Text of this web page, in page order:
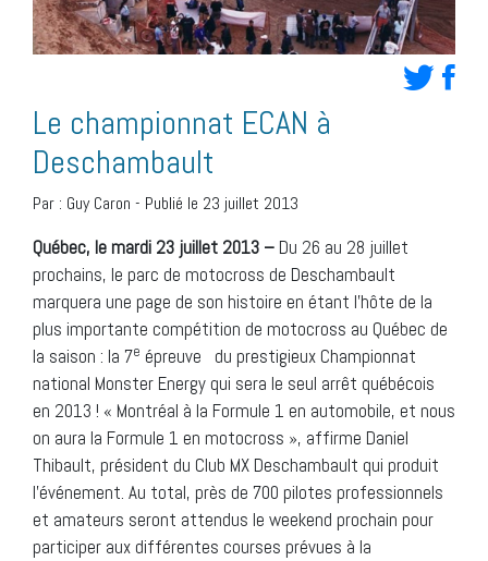
Le championnat ECAN à
Deschambault
Par : Guy Caron - Publié le 23 juillet 2013
Québec, le mardi 23 juillet 2013 – Du 26 au 28 juillet
prochains, le parc de motocross de Deschambault
marquera une page de son histoire en étant l’hôte de la
plus importante compétition de motocross au Québec de
la saison : la 7e épreuve du prestigieux Championnat
national Monster Energy qui sera le seul arrêt québécois
en 2013 ! « Montréal à la Formule 1 en automobile, et nous
on aura la Formule 1 en motocross », affirme Daniel
Thibault, président du Club MX Deschambault qui produit
l’événement. Au total, près de 700 pilotes professionnels
et amateurs seront attendus le weekend prochain pour
participer aux différentes courses prévues à la